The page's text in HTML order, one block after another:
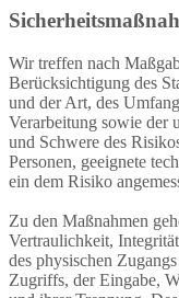
Wir treffen nach
Berücksichtigung des
und der Art, des
Verarbeitung sowie der
und Schwere des
Personen, geeignete
ein dem Risiko
Zu den Maßnahmen
Vertraulichkeit,
des physischen
Zugriffs, der Eingabe,